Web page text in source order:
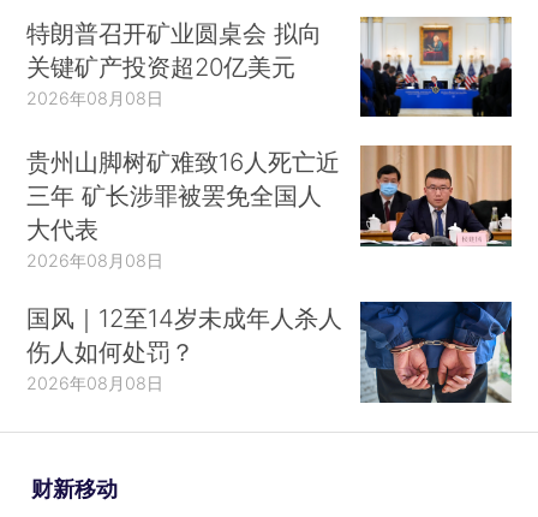
特朗普召开矿业圆桌会 拟向
关键矿产投资超20亿美元
2026年08月08日
贵州山脚树矿难致16人死亡近
三年 矿长涉罪被罢免全国人
大代表
2026年08月08日
国风｜12至14岁未成年人杀人
伤人如何处罚？
2026年08月08日
财新移动